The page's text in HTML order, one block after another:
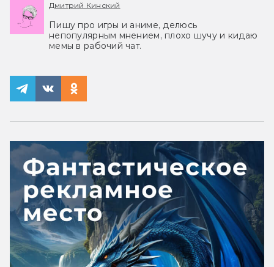
Дмитрий Кинский
Пишу про игры и аниме, делюсь
непопулярным мнением, плохо шучу и кидаю
мемы в рабочий чат.